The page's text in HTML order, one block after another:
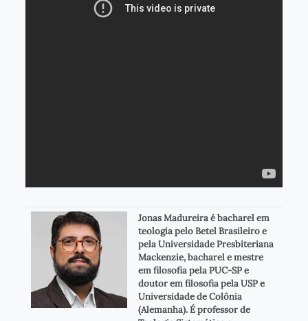
Jonas Madureira é bacharel em
teologia pelo Betel Brasileiro e
pela Universidade Presbiteriana
Mackenzie, bacharel e mestre
em filosofia pela PUC-SP e
doutor em filosofia pela USP e
Universidade de Colônia
(Alemanha). É professor de